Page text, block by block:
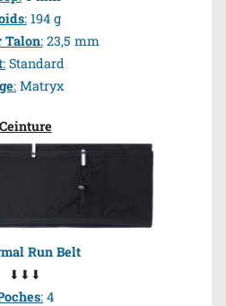
:194 g
Talon:23,5 mm
: Standard
: Matryx
Ceinture
Run Belt
⬇⬇⬇
: 4